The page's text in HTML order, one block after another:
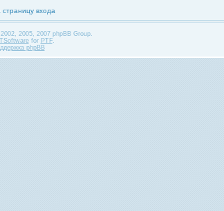
страницу входа
2005, 2007 phpBB Group.
for PTF.
phpBB